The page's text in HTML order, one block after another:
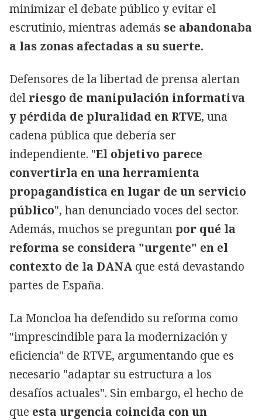
minimizar el debate público y evitar el
escrutinio, mientras además se abandonaba
a las zonas afectadas a su suerte.
Defensores de la libertad de prensa alertan
del riesgo de manipulación informativa
y pérdida de pluralidad en RTVE, una
cadena pública que debería ser
independiente. "El objetivo parece
convertirla en una herramienta
propagandística en lugar de un servicio
público", han denunciado voces del sector.
Además, muchos se preguntan por qué la
reforma se considera "urgente" en el
contexto de la DANA que está devastando
partes de España.
La Moncloa ha defendido su reforma como
"imprescindible para la modernización y
eficiencia" de RTVE, argumentando que es
necesario "adaptar su estructura a los
desafíos actuales". Sin embargo, el hecho de
que esta urgencia coincida con un